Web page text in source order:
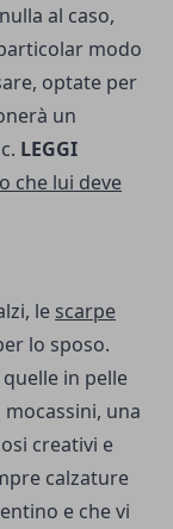
al caso,
modo
optate per
un
LEGGI
che lui deve
le scarpe
lo sposo.
in pelle
una
creativi e
calzature
e che vi